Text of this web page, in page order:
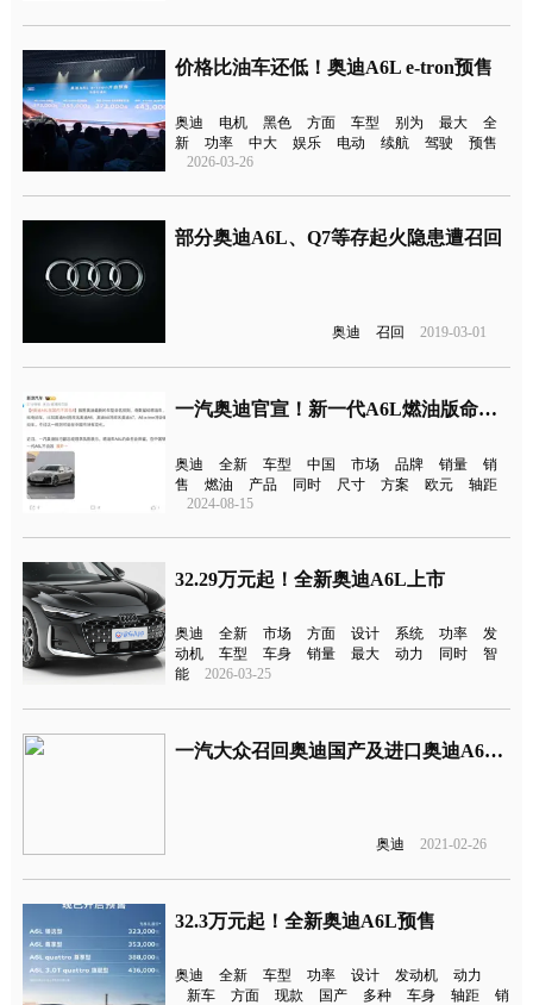
价格比油车还低！奥迪A6L e-tron预售
奥迪 电机 黑色 方面 车型 别为 最大
全
新
功率 中大 娱乐 电动 续航 驾驶
预售
2026-03-26
部分奥迪A6L、Q7等存起火隐患遭召回
奥迪 召回 2019-03-01
一汽奥迪官宣！新一代A6L燃油版命名不变
奥迪 全新 车型 中国 市场 品牌 销量
销
售
燃油 产品 同时 尺寸 方案 欧元
轴距
2024-08-15
32.29万元起！全新奥迪A6L上市
奥迪 全新 市场 方面 设计 系统 功率
发
动机
车型 车身 销量 最大 动力 同时
智
能
2026-03-25
一汽大众召回奥迪国产及进口奥迪A6等车型超12万辆
奥迪 2021-02-26
32.3万元起！全新奥迪A6L预售
奥迪 全新 车型 功率 设计 发动机
动力
新车
方面 现款 国产 多种 车身 轴距
销